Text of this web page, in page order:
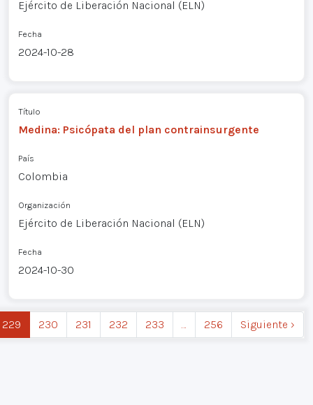
Ejército de Liberación Nacional (ELN)
Fecha
2024-10-28
Título
Medina: Psicópata del plan contrainsurgente
País
Colombia
Organización
Ejército de Liberación Nacional (ELN)
Fecha
2024-10-30
229 230 231 232 233 … 256 Siguiente ›